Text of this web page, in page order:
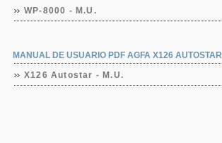
WP-8000 - M.U.
MANUAL DE USUARIO PDF AGFA X126 AUTOSTAR
X126 Autostar - M.U.